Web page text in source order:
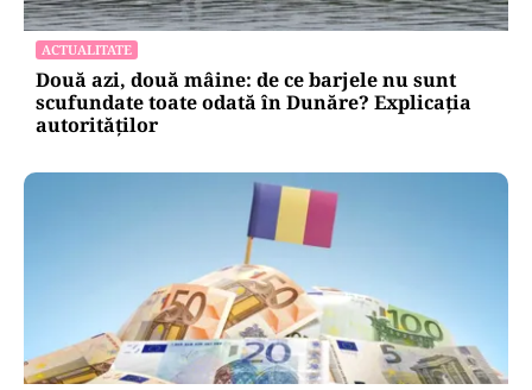
ACTUALITATE
Două azi, două mâine: de ce barjele nu sunt
scufundate toate odată în Dunăre? Explicația
autorităților